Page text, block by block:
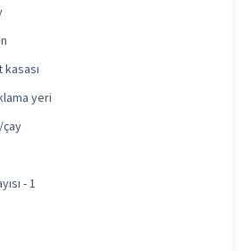
yeri
- 1